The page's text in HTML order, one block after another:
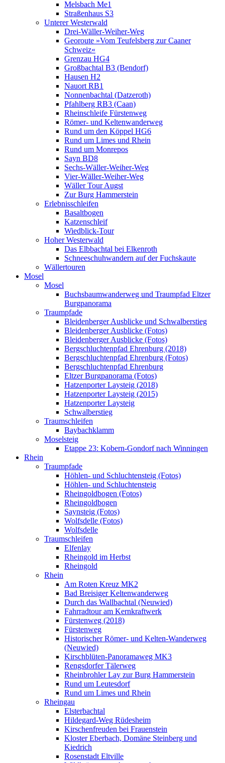
Melsbach Me1
Straßenhaus S3
Unterer Westerwald
Drei-Wäller-Weiher-Weg
Georoute »Vom Teufelsberg zur Caaner
Schweiz«
Grenzau HG4
Großbachtal B3 (Bendorf)
Hausen H2
Nauort RB1
Nonnenbachtal (Datzeroth)
Pfahlberg RB3 (Caan)
Rheinschleife Fürstenweg
Römer- und Keltenwanderweg
Rund um den Köppel HG6
Rund um Limes und Rhein
Rund um Monrepos
Sayn BD8
Sechs-Wäller-Weiher-Weg
Vier-Wäller-Weiher-Weg
Wäller Tour Augst
Zur Burg Hammerstein
Erlebnisschleifen
Basaltbogen
Katzenschleif
Wiedblick-Tour
Hoher Westerwald
Das Elbbachtal bei Elkenroth
Schneeschuhwandern auf der Fuchskaute
Wällertouren
Mosel
Mosel
Buchsbaumwanderweg und Traumpfad Eltzer
Burgpanorama
Traumpfade
Bleidenberger Ausblicke und Schwalberstieg
Bleidenberger Ausblicke (Fotos)
Bleidenberger Ausblicke (Fotos)
Bergschluchtenpfad Ehrenburg (2018)
Bergschluchtenpfad Ehrenburg (Fotos)
Bergschluchtenpfad Ehrenburg
Eltzer Burgpanorama (Fotos)
Hatzenporter Laysteig (2018)
Hatzenporter Laysteig (2015)
Hatzenporter Laysteig
Schwalberstieg
Traumschleifen
Baybachklamm
Moselsteig
Etappe 23: Kobern-Gondorf nach Winningen
Rhein
Traumpfade
Höhlen- und Schluchtensteig (Fotos)
Höhlen- und Schluchtensteig
Rheingoldbogen (Fotos)
Rheingoldbogen
Saynsteig (Fotos)
Wolfsdelle (Fotos)
Wolfsdelle
Traumschleifen
Elfenlay
Rheingold im Herbst
Rheingold
Rhein
Am Roten Kreuz MK2
Bad Breisiger Keltenwanderweg
Durch das Wallbachtal (Neuwied)
Fahrradtour am Kernkraftwerk
Fürstenweg (2018)
Fürstenweg
Historischer Römer- und Kelten-Wanderweg
(Neuwied)
Kirschblüten-Panoramaweg MK3
Rengsdorfer Tälerweg
Rheinbrohler Lay zur Burg Hammerstein
Rund um Leutesdorf
Rund um Limes und Rhein
Rheingau
Elsterbachtal
Hildegard-Weg Rüdesheim
Kirschenfreuden bei Frauenstein
Kloster Eberbach, Domäne Steinberg und
Kiedrich
Rosenstadt Eltville